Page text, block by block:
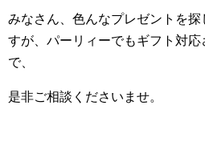
みなさん、色んなプレゼントを探
すが、パーリィーでもギフト対
で、
是非ご相談くださいませ。